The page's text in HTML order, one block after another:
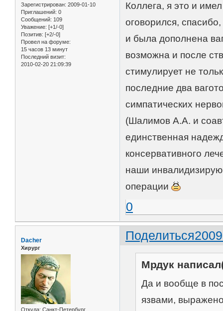
Зарегистрирован: 2009-01-10
Приглашений: 0
Сообщений: 109
Уважение: [+1/-0]
Позитив: [+2/-0]
Провел на форуме:
15 часов 13 минут
Последний визит:
2010-02-20 21:09:39
Коллега, я это и
оговорился,
и была дополнена
возможна и после
стимулирует не
последние два
симпатических
(Шалимов А.А. и
единственная
консервативного
наши
операции
0
Поделиться
Dacher
Хирург
Откуда: Санкт-Петербург
Мрдук
Да и вообще в
язвами,